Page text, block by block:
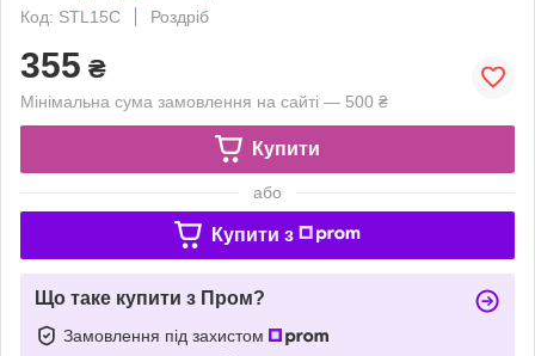
Код: STL15C
Роздріб
355 ₴
Мінімальна сума замовлення на сайті — 500 ₴
Купити
або
Купити з
Що таке купити з Пром?
Замовлення під захистом